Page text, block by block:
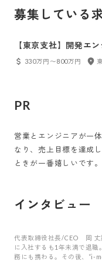
募集している
【東京支社】開発エ
マ）330万円〜800万円
PR
営業とエンジニアが一
なり、売上目標を達成
ときが一番嬉しいです。
インタビュー
代表取締役社長/CEO 岡 丈
に入社するも1年未満で退
務にも携わる。その後、“i-